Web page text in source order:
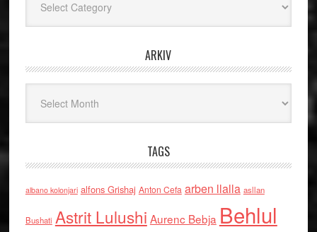
ARKIV
TAGS
albano kolonjari alfons Grishaj Anton Cefa arben llalla asllan
Bushati Astrit Lulushi Aurenc Bebja Behlul